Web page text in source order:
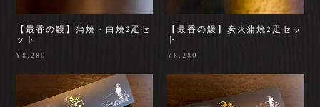
【最香の鰻】蒲焼・白焼2疋セ
ット
¥8,280
【最香の鰻】炭火蒲焼2疋セッ
ト
¥8,280